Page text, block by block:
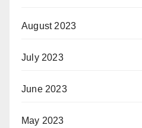
August 2023
July 2023
June 2023
May 2023